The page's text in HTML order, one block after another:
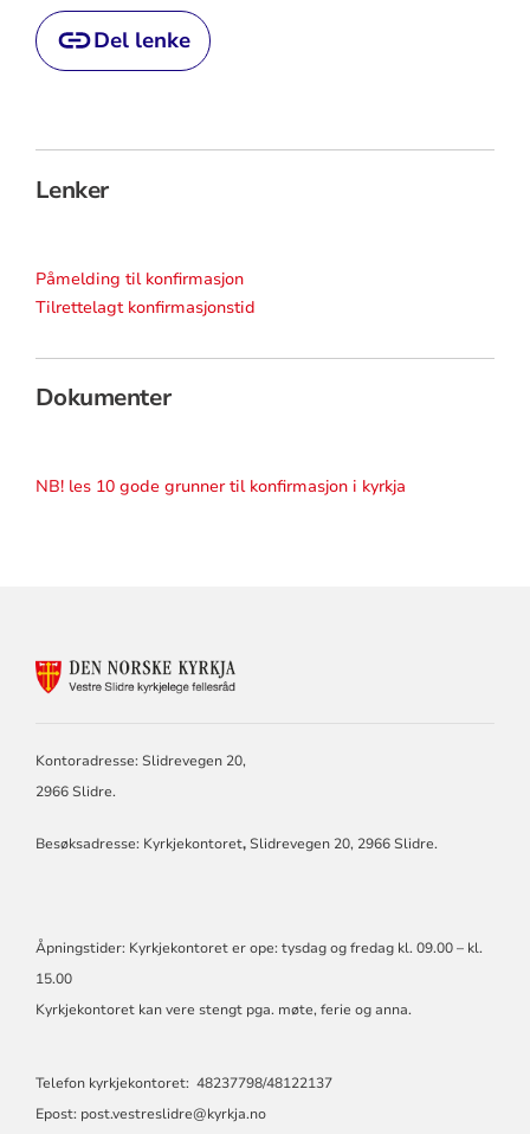
Del lenke
Lenker
Påmelding til konfirmasjon
Tilrettelagt konfirmasjonstid
Dokumenter
NB! les 10 gode grunner til konfirmasjon i kyrkja
Kontoradresse: Slidrevegen 20,
2966 Slidre.
Besøksadresse: Kyrkjekontoret, Slidrevegen 20, 2966 Slidre.
Åpningstider: Kyrkjekontoret er ope: tysdag og fredag kl. 09.00 – kl.
15.00
Kyrkjekontoret kan vere stengt pga. møte, ferie og anna.
Telefon kyrkjekontoret: 48237798/48122137
Epost: post.vestreslidre@kyrkja.no